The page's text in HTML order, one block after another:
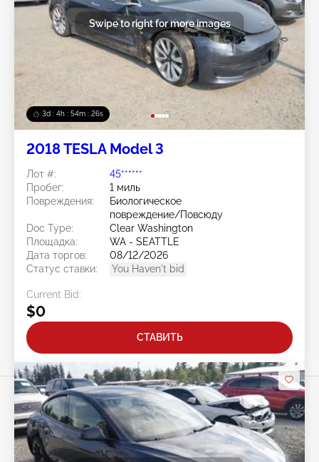
3d : 4h : 54m : 23s
Swipe to right for more images
2018 TESLA Model 3
Лот #:
45******
Пробег:
1 миль
Повреждения:
Биологическое
повреждение/Повсюду
Doc Type:
Clear Washington
Площадка:
WA - SEATTLE
Дата торгов:
08/12/2026
Статус ставки:
You Haven't bid
Current Bid:
$0
СТАВИТЬ